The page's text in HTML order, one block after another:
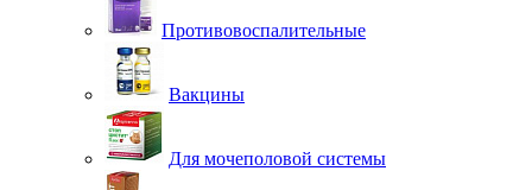
Противовоспалительные
Вакцины
Для мочеполовой системы